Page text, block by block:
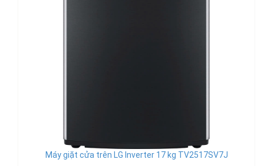
Máy giặt cửa trên LG Inverter 17 kg TV2517SV7J